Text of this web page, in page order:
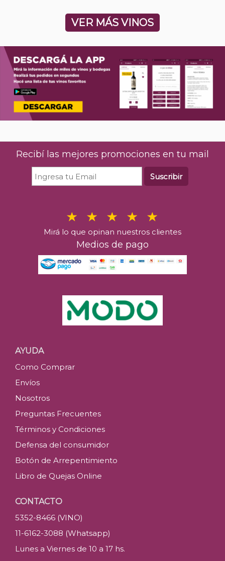
VER MÁS VINOS
Recibí las mejores promociones en tu mail
Suscribir
Mirá lo que opinan nuestros clientes
Medios de pago
AYUDA
Como Comprar
Envíos
Nosotros
Preguntas Frecuentes
Términos y Condiciones
Defensa del consumidor
Botón de Arrepentimiento
Libro de Quejas Online
CONTACTO
5352-8466 (VINO)
11-6162-3088 (Whatsapp)
Lunes a Viernes de 10 a 17 hs.